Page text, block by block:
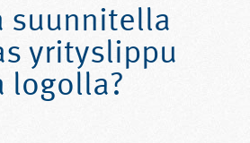
suunnitella
yrityslippu
logolla?